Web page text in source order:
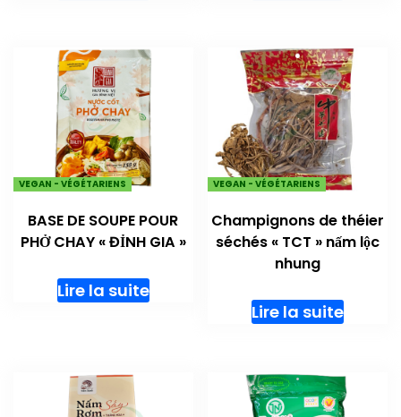
VEGAN - VÉGÉTARIENS
BASE DE SOUPE POUR
PHỞ CHAY « ĐỈNH GIA »
Lire la suite
VEGAN - VÉGÉTARIENS
Champignons de théier
séchés « TCT » nấm lộc
nhung
Lire la suite